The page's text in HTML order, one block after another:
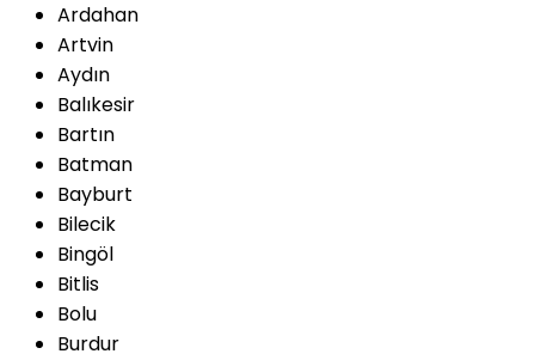
Ardahan
Artvin
Aydın
Balıkesir
Bartın
Batman
Bayburt
Bilecik
Bingöl
Bitlis
Bolu
Burdur